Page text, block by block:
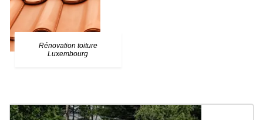
Rénovation toiture
Luxembourg